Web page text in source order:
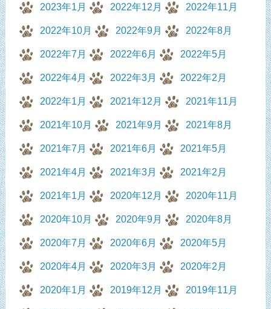
2023年1月 2022年12月 2022年11月
2022年10月 2022年9月 2022年8月
2022年7月 2022年6月 2022年5月
2022年4月 2022年3月 2022年2月
2022年1月 2021年12月 2021年11月
2021年10月 2021年9月 2021年8月
2021年7月 2021年6月 2021年5月
2021年4月 2021年3月 2021年2月
2021年1月 2020年12月 2020年11月
2020年10月 2020年9月 2020年8月
2020年7月 2020年6月 2020年5月
2020年4月 2020年3月 2020年2月
2020年1月 2019年12月 2019年11月